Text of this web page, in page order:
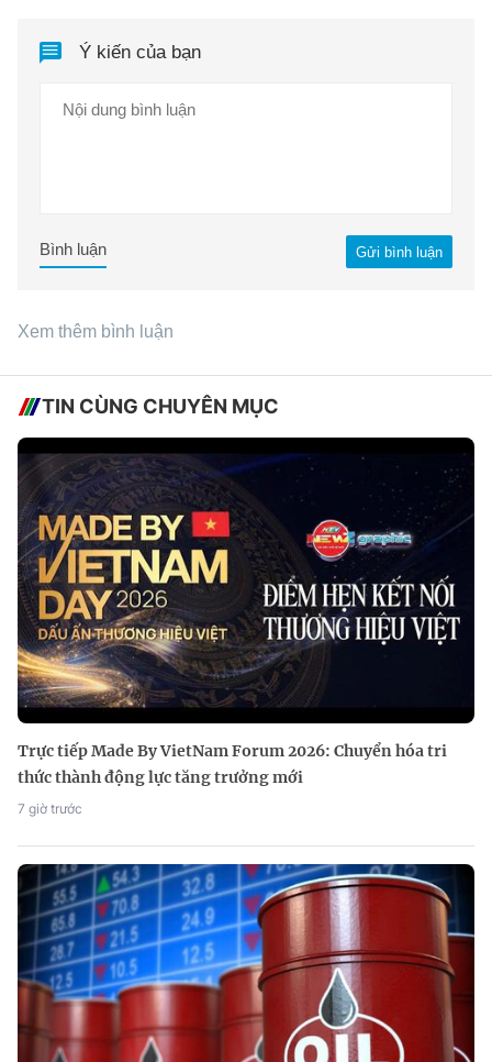
Ý kiến của bạn
Gửi bình luận
Bình luận
Xem thêm bình luận
TIN CÙNG CHUYÊN MỤC
Trực tiếp Made By VietNam Forum 2026: Chuyển hóa tri
thức thành động lực tăng trưởng mới
7 giờ trước